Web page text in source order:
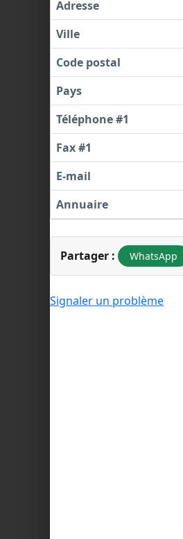
Adresse
Ville
Code postal
Pays
Téléphone #1
Fax #1
E-mail
Annuaire
Partager : WhatsApp
Signaler un problème